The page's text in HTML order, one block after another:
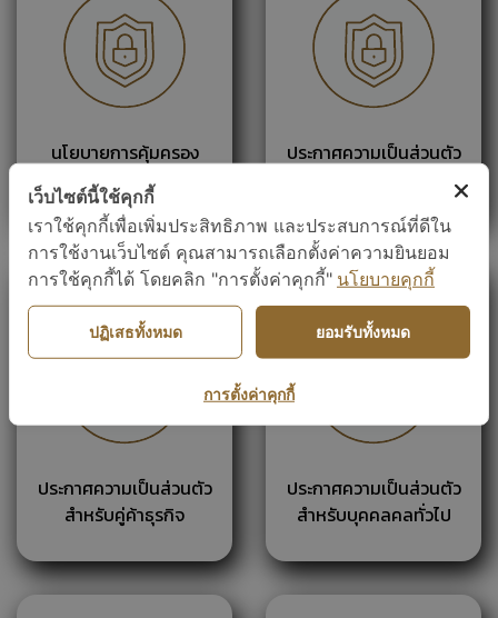
นโยบายการคุ้มครอง
ข้อมูลส่วนบุคคล
ประกาศความเป็นส่วนตัว
ประกาศความเป็นส่วนตัว
สำหรับคู่ค้าธุรกิจ
ประกาศความเป็นส่วนตัว
สำหรับบุคคลคลทั่วไป
เว็บไซต์นี้ใช้คุกกี้
เราใช้คุกกี้เพื่อเพิ่มประสิทธิภาพ และประสบการณ์ที่ดีใน
การใช้งานเว็บไซต์ คุณสามารถเลือกตั้งค่าความยินยอม
การใช้คุกกี้ได้ โดยคลิก "การตั้งค่าคุกกี้" นโยบายคุกกี้
ปฏิเสธทั้งหมด ยอมรับทั้งหมด
การตั้งค่าคุกกี้